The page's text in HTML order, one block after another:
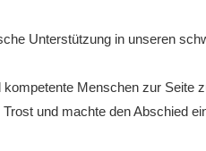
Unterstützung in unseren
Menschen zur
und machte den Abschied